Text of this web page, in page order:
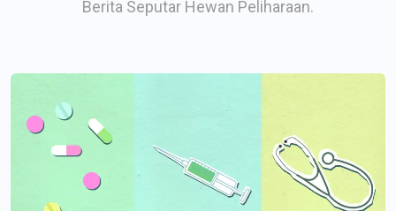
Berita Seputar Hewan Peliharaan.